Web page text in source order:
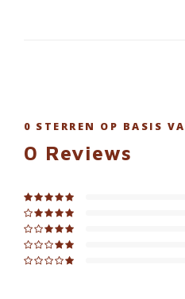
0 STERREN OP BASIS
0 Reviews